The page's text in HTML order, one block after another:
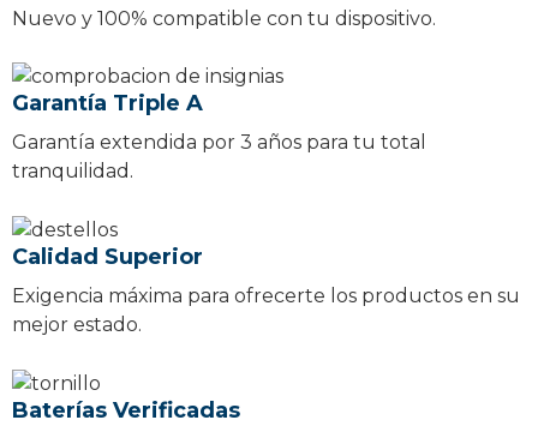
Nuevo y 100% compatible con tu dispositivo.
Garantía Triple A
Garantía extendida por 3 años para tu total
tranquilidad.
Calidad Superior
Exigencia máxima para ofrecerte los productos en su
mejor estado.
Baterías Verificadas